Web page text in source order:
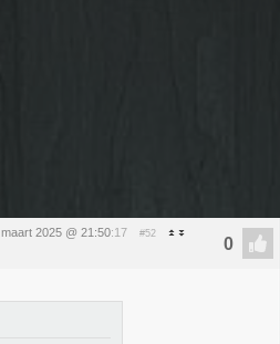
2025 @ 21:50:17 #52